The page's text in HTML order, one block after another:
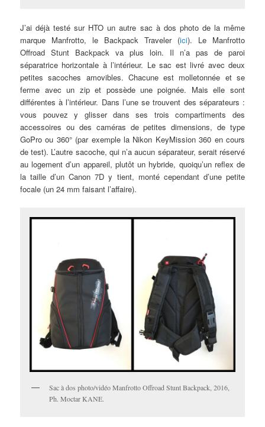
J’ai déjà testé sur HTO un autre sac à dos photo de la même
marque Manfrotto, le Backpack Traveler (ici). Le Manfrotto
Offroad Stunt Backpack va plus loin. Il n’a pas de paroi
séparatrice horizontale à l’intérieur. Le sac est livré avec deux
petites sacoches amovibles. Chacune est molletonnée et se
ferme avec un zip et possède une poignée. Mais elle sont
différentes à l’intérieur. Dans l’une se trouvent des séparateurs :
vous pouvez y glisser dans ses trois compartiments des
accessoires ou des caméras de petites dimensions, de type
GoPro ou 360° (par exemple la Nikon KeyMission 360 en cours
de test). L’autre sacoche, qui n’a aucun séparateur, serait réservé
au logement d’un appareil, plutôt un hybride, quoiqu’un reflex de
la taille d’un Canon 7D y tient, monté cependant d’une petite
focale (un 24 mm faisant l’affaire).
Sac à dos photo/vidéo Manfrotto Offroad Stunt Backpack, 2016,
Ph. Moctar KANE.